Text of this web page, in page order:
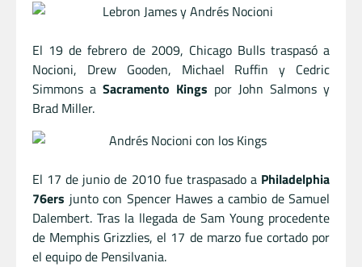
El 19 de febrero de 2009, Chicago Bulls traspasó a
Nocioni, Drew Gooden, Michael Ruffin y Cedric
Simmons a Sacramento Kings por John Salmons y
Brad Miller.
El 17 de junio de 2010 fue traspasado a Philadelphia
76ers junto con Spencer Hawes a cambio de Samuel
Dalembert. Tras la llegada de Sam Young procedente
de Memphis Grizzlies, el 17 de marzo fue cortado por
el equipo de Pensilvania.